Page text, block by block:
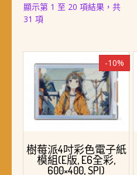
顯示第 1 至 20 項結果，共
31 項依
項
目
排
序
-10%
樹莓派4吋彩色電子紙
模組(E版, E6全彩,
600×400, SPI)